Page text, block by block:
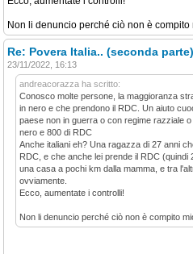
Non li denuncio perché ciò non è
Re: Povera Italia.. (seconda parte)
23/11/2022, 16:13
andreacorazza ha scritto:
Conosco molte persone, la maggioranza
in nero e che prendono il RDC. Un aiuto
paese non in guerra o con regime razziale
nero e 800 di RDC
Anche italiani eh? Una ragazza di 27 anni
RDC, e che anche lei prende il RDC
una casa a pochi km dalla mamma, e tra
ovviamente.
Ecco, aumentate i controlli!
Non li denuncio perché ciò non è compito